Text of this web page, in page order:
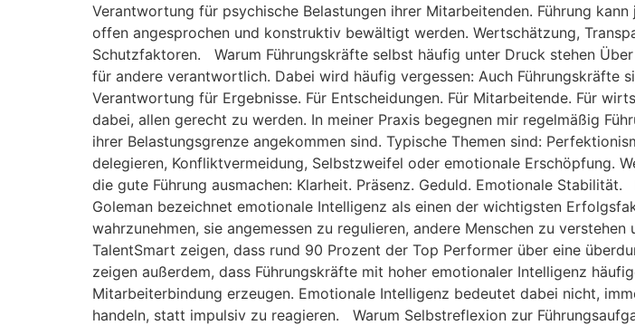
Verantwortung für psychische Belastungen ihrer Mitarbeitenden. Führung
offen angesprochen und konstruktiv bewältigt werden. Wertschätzung,
Schutzfaktoren. Warum Führungskräfte selbst häufig unter Druck stehen
für andere verantwortlich. Dabei wird häufig vergessen: Auch Führungskräfte
Verantwortung für Ergebnisse. Für Entscheidungen. Für Mitarbeitende. Für
dabei, allen gerecht zu werden. In meiner Praxis begegnen mir regelmäßig
ihrer Belastungsgrenze angekommen sind. Typische Themen sind:
delegieren, Konfliktvermeidung, Selbstzweifel oder emotionale Erschöpfung.
die gute Führung ausmachen: Klarheit. Präsenz. Geduld. Emotionale
Goleman bezeichnet emotionale Intelligenz als einen der wichtigsten
wahrzunehmen, sie angemessen zu regulieren, andere Menschen zu
TalentSmart zeigen, dass rund 90 Prozent der Top Performer über eine
zeigen außerdem, dass Führungskräfte mit hoher emotionaler Intelligenz
Mitarbeiterbindung erzeugen. Emotionale Intelligenz bedeutet dabei nicht,
handeln, statt impulsiv zu reagieren. Warum Selbstreflexion zur